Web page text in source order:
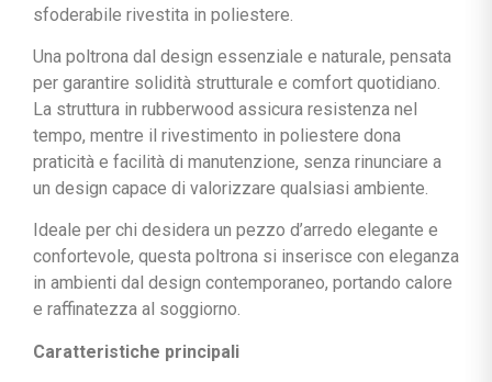
sfoderabile rivestita in poliestere.
Una poltrona dal design essenziale e naturale, pensata
per garantire solidità strutturale e comfort quotidiano.
La struttura in rubberwood assicura resistenza nel
tempo, mentre il rivestimento in poliestere dona
praticità e facilità di manutenzione, senza rinunciare a
un design capace di valorizzare qualsiasi ambiente.
Ideale per chi desidera un pezzo d’arredo elegante e
confortevole, questa poltrona si inserisce con eleganza
in ambienti dal design contemporaneo, portando calore
e raffinatezza al soggiorno.
Caratteristiche principali